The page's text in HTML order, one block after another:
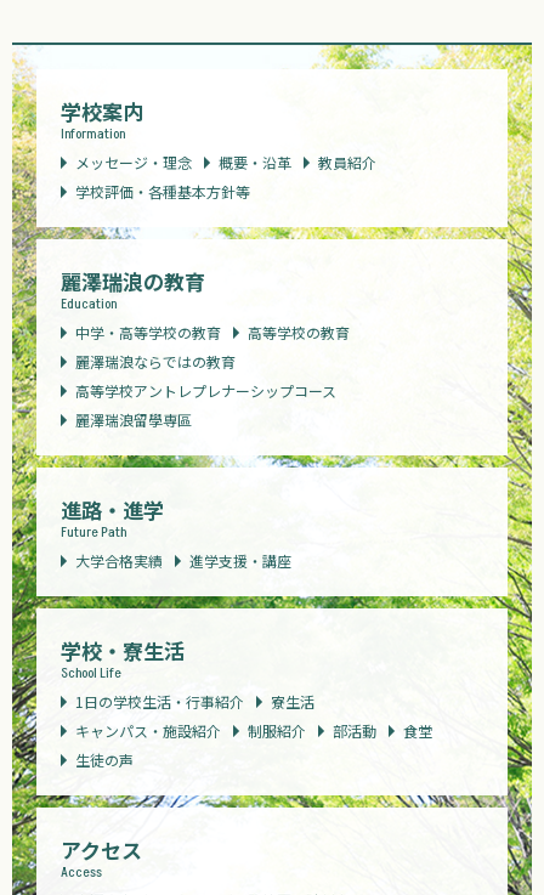
学校案内
Information
メッセージ・理念
概要・沿革
教員紹介
学校評価・各種基本方針等
麗澤瑞浪の教育
Education
中学・高等学校の教育
高等学校の教育
麗澤瑞浪ならではの教育
高等学校アントレプレナーシップコース
麗澤瑞浪留學専區
進路・進学
Future Path
大学合格実績
進学支援・講座
学校・寮生活
School Life
1日の学校生活・行事紹介
寮生活
キャンパス・施設紹介
制服紹介 部活動
食堂
生徒の声
アクセス
Access